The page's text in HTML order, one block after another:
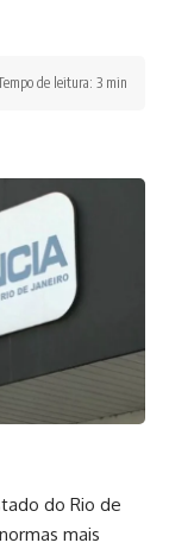
de leitura: 3 min
do Rio de
mais